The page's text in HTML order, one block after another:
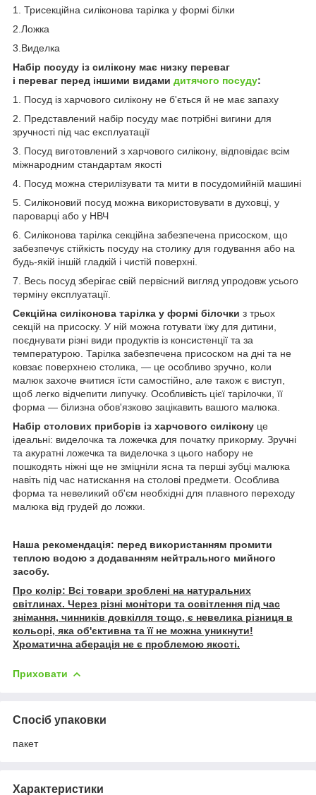
1. Трисекційна силіконова тарілка у формі білки
2.Ложка
3.Виделка
Набір посуду із силікону має низку переваг
і переваг перед іншими видами дитячого посуду:
1. Посуд із харчового силікону не б'ється й не має запаху
2. Представлений набір посуду має потрібні вигини для
зручності під час експлуатації
3. Посуд виготовлений з харчового силікону, відповідає всім
міжнародним стандартам якості
4. Посуд можна стерилізувати та мити в посудомийній машині
5. Силіконовий посуд можна використовувати в духовці, у
пароварці або у НВЧ
6. Силіконова тарілка секційна забезпечена присоском, що
забезпечує стійкість посуду на столику для годування або на
будь-якій іншій гладкій і чистій поверхні.
7. Весь посуд зберігає свій первісний вигляд упродовж усього
терміну експлуатації.
Секційна силіконова тарілка у формі білочки з трьох
секцій на присоску. У ній можна готувати їжу для дитини,
поєднувати різні види продуктів із консистенції та за
температурою. Тарілка забезпечена присоском на дні та не
ковзає поверхнею столика, — це особливо зручно, коли
малюк захоче вчитися їсти самостійно, але також є виступ,
щоб легко відчепити липучку. Особливість цієї тарілочки, її
форма — білизна обов'язково зацікавить вашого малюка.
Набір столових приборів із харчового силікону це
ідеальні: виделочка та ложечка для початку прикорму. Зручні
та акуратні ложечка та виделочка з цього набору не
пошкодять ніжні ще не зміцніли ясна та перші зубці малюка
навіть під час натискання на столові предмети. Особлива
форма та невеликий об'єм необхідні для плавного переходу
малюка від грудей до ложки.
Наша рекомендація: перед використанням промити
теплою водою з додаванням нейтрального мийного
засобу.
Про колір: Всі товари зроблені на натуральних
світлинах. Через різні монітори та освітлення під час
знімання, чинників довкілля тощо, є невелика різниця в
кольорі, яка об'єктивна та її не можна уникнути!
Хроматична аберація не є проблемою якості.
Приховати
Спосіб упаковки
пакет
Характеристики